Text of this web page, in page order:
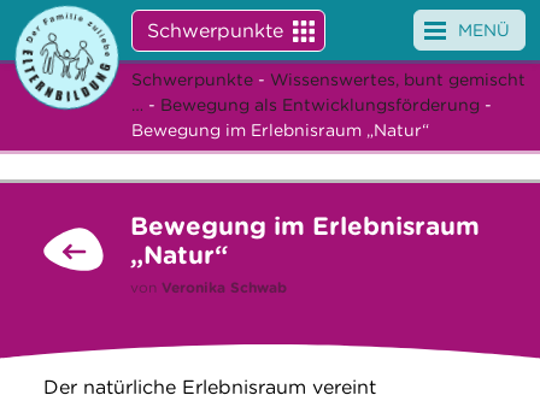
Schwerpunkte
Angebote
Veranstaltungen
Service
Suche
MENÜ
Schwerpunkte - Wissenswertes, bunt gemischt
… - Bewegung als Entwicklungsförderung -
Bewegung im Erlebnisraum „Natur“
Bewegung im Erlebnisraum
„Natur“
von Veronika Schwab
Der natürliche Erlebnisraum vereint